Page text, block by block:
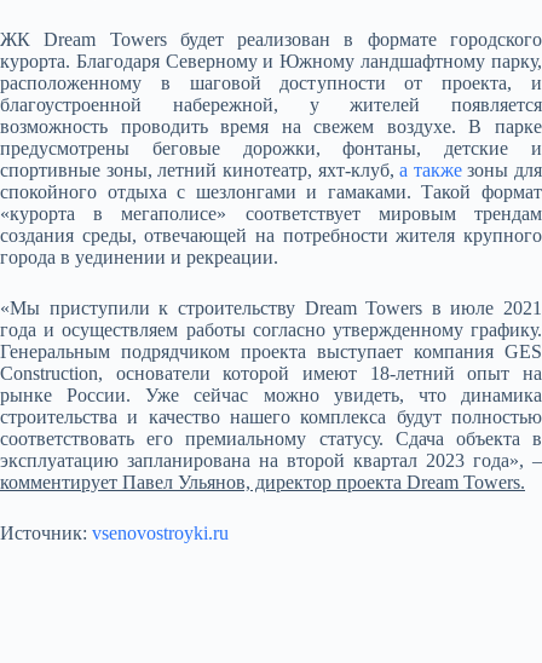
ЖК Dream Towers будет реализован в формате городского
курорта. Благодаря Северному и Южному ландшафтному парку,
расположенному в шаговой доступности от проекта, и
благоустроенной набережной, у жителей появляется
возможность проводить время на свежем воздухе. В парке
предусмотрены беговые дорожки, фонтаны, детские и
спортивные зоны, летний кинотеатр, яхт-клуб,а такжезоны для
спокойного отдыха с шезлонгами и гамаками. Такой формат
«курорта в мегаполисе» соответствует мировым трендам
создания среды, отвечающей на потребности жителя крупного
города в уединении и рекреации.
«Мы приступили к строительству Dream Towers в июле 2021
года и осуществляем работы согласно утвержденному графику.
Генеральным подрядчиком проекта выступает компания GES
Construction, основатели которой имеют 18-летний опыт на
рынке России. Уже сейчас можно увидеть, что динамика
строительства и качество нашего комплекса будут полностью
соответствовать его премиальному статусу. Сдача объекта в
эксплуатацию запланирована на второй квартал 2023 года», –
комментирует Павел Ульянов, директор проекта Dream Towers.
Источник: vsenovostroyki.ru